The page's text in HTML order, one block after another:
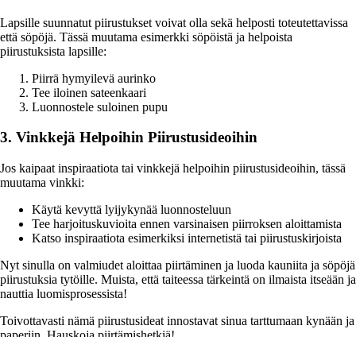
Lapsille suunnatut piirustukset voivat olla sekä helposti toteutettavissa
että söpöjä. Tässä muutama esimerkki söpöistä ja helpoista
piirustuksista lapsille:
Piirrä hymyilevä aurinko
Tee iloinen sateenkaari
Luonnostele suloinen pupu
3. Vinkkejä Helpoihin Piirustusideoihin
Jos kaipaat inspiraatiota tai vinkkejä helpoihin piirustusideoihin, tässä
muutama vinkki:
Käytä kevyttä lyijykynää luonnosteluun
Tee harjoituskuvioita ennen varsinaisen piirroksen aloittamista
Katso inspiraatiota esimerkiksi internetistä tai piirustuskirjoista
Nyt sinulla on valmiudet aloittaa piirtäminen ja luoda kauniita ja söpöjä
piirustuksia tytöille. Muista, että taiteessa tärkeintä on ilmaista itseään ja
nauttia luomisprosessista!
Toivottavasti nämä piirustusideat innostavat sinua tarttumaan kynään ja